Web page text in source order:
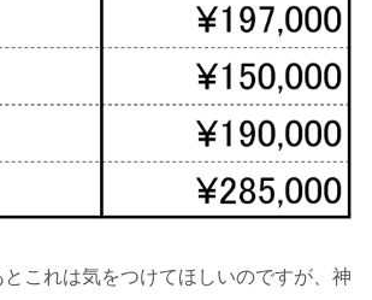
とこれは気をつけてほしいのですが、神